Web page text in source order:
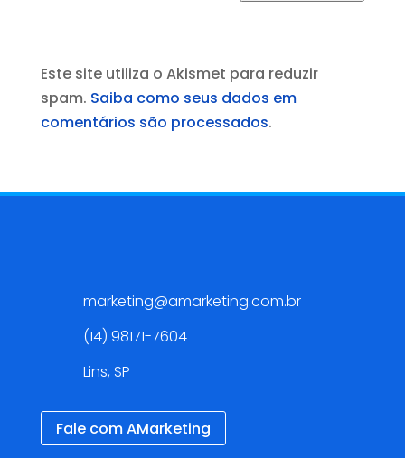
Este site utiliza o Akismet para reduzir
spam. Saiba como seus dados em
comentários são processados.
marketing@amarketing.com.br
(14) 98171-7604
Lins, SP
Fale com AMarketing